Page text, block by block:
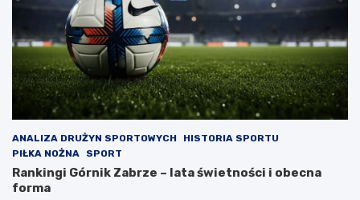
ANALIZA DRUŻYN SPORTOWYCH
HISTORIA SPORTU
PIŁKA NOŻNA
SPORT
Rankingi Górnik Zabrze – lata świetności i obecna
forma